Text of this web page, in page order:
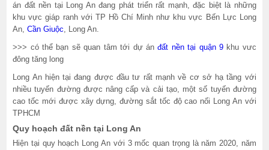
án đất nền tại Long An đang phát triển rất mạnh, đặc biệt là những
khu vực giáp ranh với TP Hồ Chí Minh như khu vực Bến Lực Long
An,Cần Giuộc, Long An.
>>> có thể bạn sẽ quan tâm tới dự ánđất nền tại quận 9khu vưc
đông tăng long
Long An hiện tại đang được đầu tư rất mạnh về cơ sở hạ tầng với
nhiều tuyến đường được nâng cấp và cải tạo, một số tuyến đường
cao tốc mới được xây dựng, đường sắt tốc độ cao nối Long An với
TPHCM
Quy hoạch đất nền tại Long An
Hiện tại quy hoạch Long An với 3 mốc quan trọng là năm 2020, năm